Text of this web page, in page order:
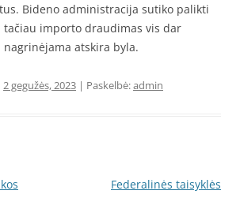
Bideno administracija sutiko palikti
importo draudimas vis dar
atskira byla.
2 gegužės, 2023 | Paskelbė:admin
Federalinės taisyklės